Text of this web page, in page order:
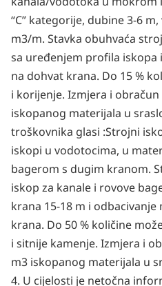
“C” kategorije, dubine 3-6
m3/m. Stavka obuhvaća
sa uređenjem profila iskopa
na dohvat krana. Do 15 %
i korijenje. Izmjera i
iskopanog materijala u
troškovnika glasi :Strojni
iskopi u vodotocima, u
bagerom s dugim kranom.
iskop za kanale i rovove
krana 15-18 m i
krana. Do 50 % količine
i sitnije kamenje. Izmjera i
m3 iskopanog materijala u
4. U cijelosti je netočna